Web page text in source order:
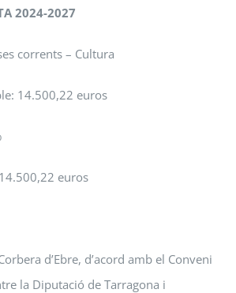
2024-2027
corrents – Cultura
14.500,22 euros
euros
d’Ebre, d’acord amb el Conveni
la Diputació de Tarragona i